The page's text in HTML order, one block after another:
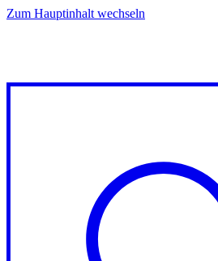
Zum Hauptinhalt wechseln